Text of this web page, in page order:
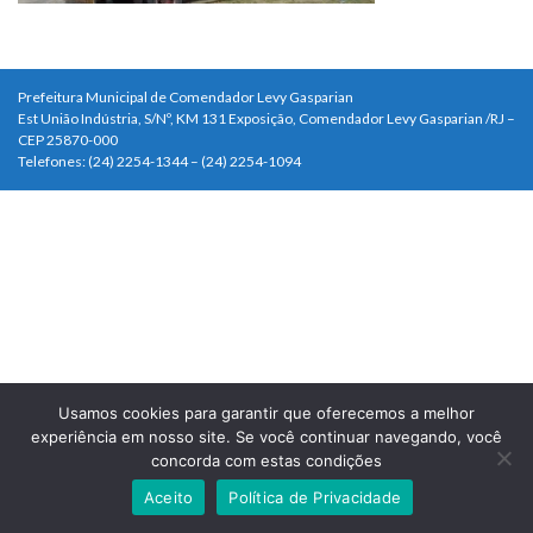
Prefeitura Municipal de Comendador Levy Gasparian
Est União Indústria, S/Nº, KM 131 Exposição, Comendador Levy Gasparian /RJ –
CEP 25870-000
Telefones: (24) 2254-1344 – (24) 2254-1094
Usamos cookies para garantir que oferecemos a melhor
experiência em nosso site. Se você continuar navegando, você
concorda com estas condições
Aceito
Política de Privacidade